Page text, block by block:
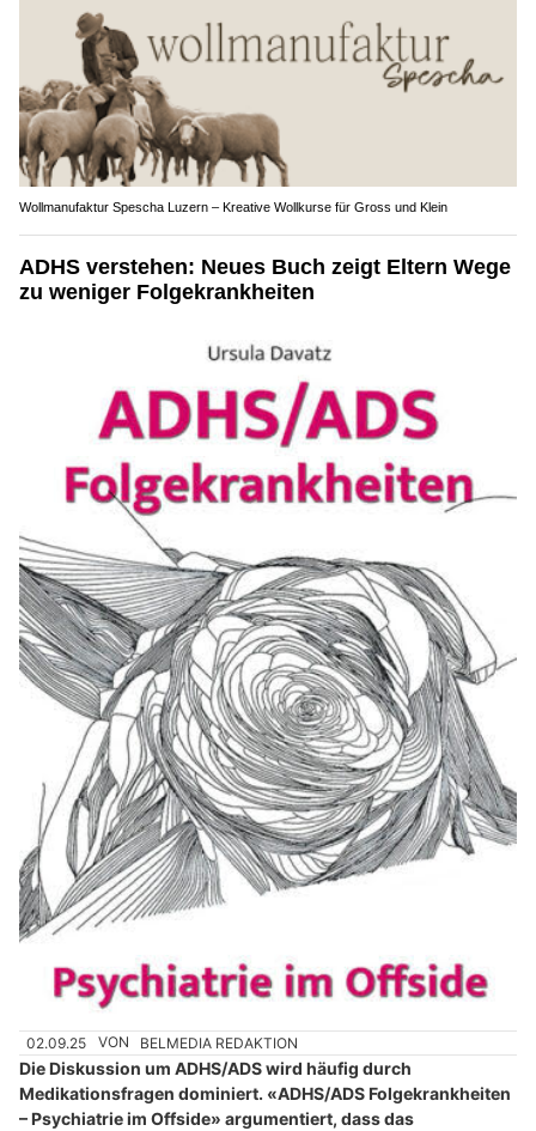
Wollmanufaktur Spescha Luzern – Kreative Wollkurse für Gross und Klein
ADHS verstehen: Neues Buch zeigt Eltern Wege
zu weniger Folgekrankheiten
02.09.25 VON BELMEDIA REDAKTION
Die Diskussion um ADHS/ADS wird häufig durch
Medikationsfragen dominiert. «ADHS/ADS Folgekrankheiten
– Psychiatrie im Offside» argumentiert, dass das